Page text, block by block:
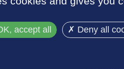
27
accept all Deny all